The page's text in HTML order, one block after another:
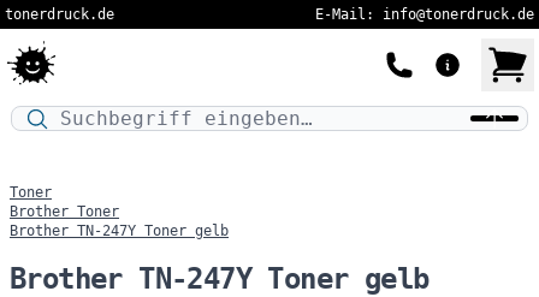
tonerdruck.de E-Mail: info@tonerdruck.de
Druckermodell oder Produktnamen eingeben…
Toner
Brother Toner
Brother TN-247Y Toner gelb
Brother TN-247Y Toner gelb